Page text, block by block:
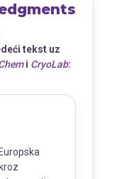
tekst uz
i CryoLab: